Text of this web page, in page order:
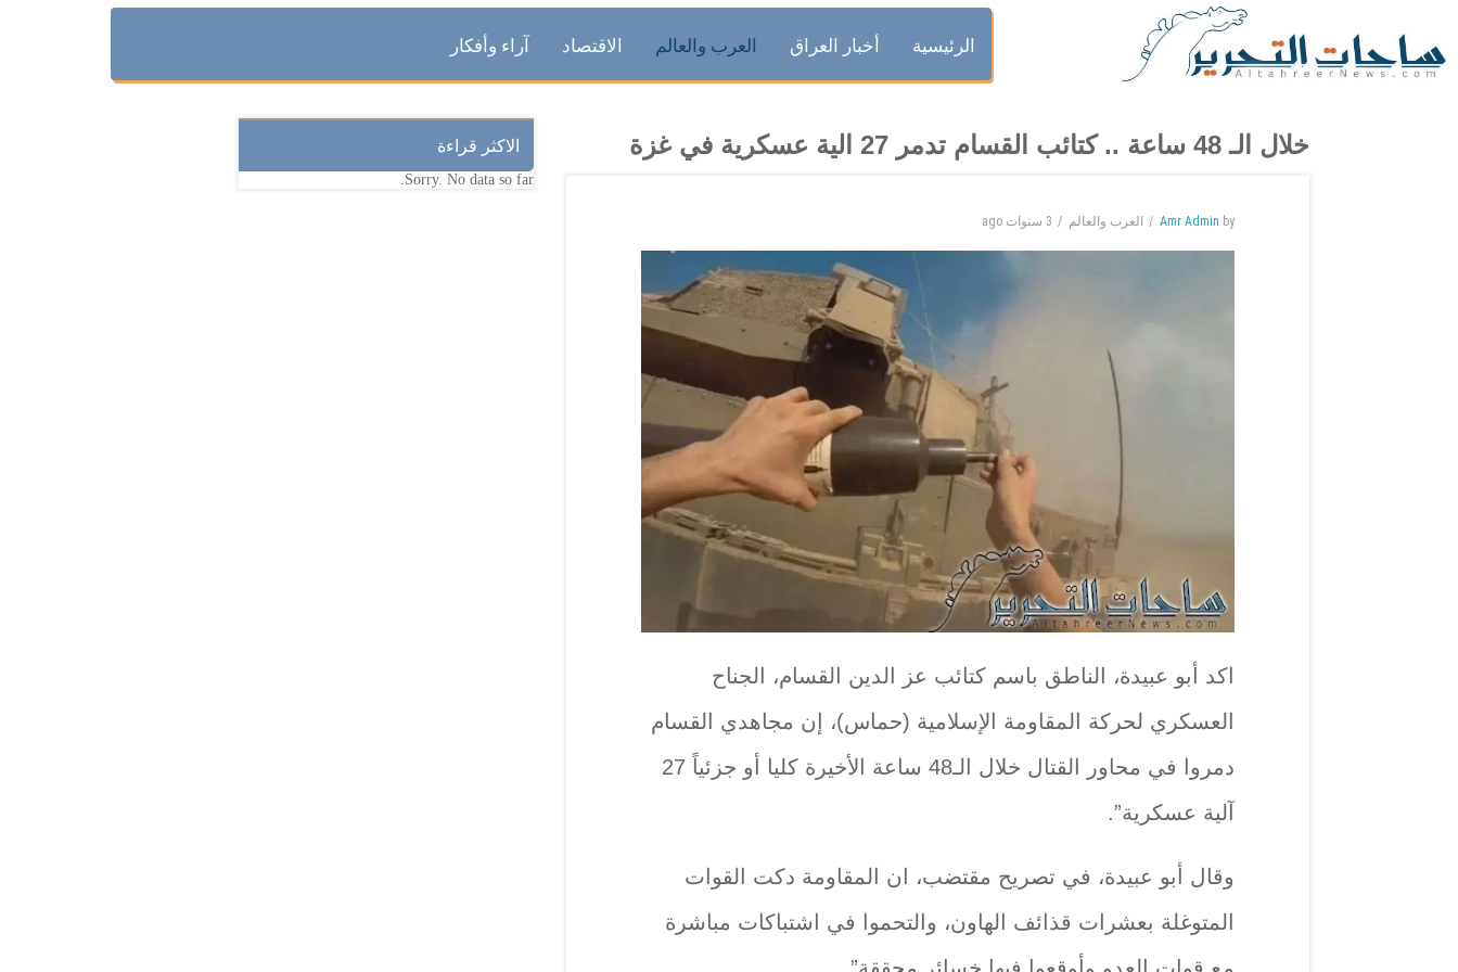
الرئيسية أخبار العراق العرب والعالم الاقتصاد آراء وأفكار
خلال الـ 48 ساعة .. كتائب القسام تدمر 27 الية عسكرية في غزة
by
Amr Admin العرب والعالم 3 سنوات ago
اكد أبو عبيدة، الناطق باسم كتائب عز الدين القسام، الجناح
العسكري لحركة المقاومة الإسلامية (حماس)، إن مجاهدي القسام
دمروا في محاور القتال خلال الـ48 ساعة الأخيرة كليا أو جزئياً 27
آلية عسكرية”.
وقال أبو عبيدة، في تصريح مقتضب، ان المقاومة دكت القوات
المتوغلة بعشرات قذائف الهاون، والتحموا في اشتباكات مباشرة
الاكثر قراءة
Sorry. No data so far.